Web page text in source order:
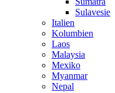
Sulavesie
Italien
Kolumbien
Laos
Malaysia
Mexiko
Myanmar
Nepal